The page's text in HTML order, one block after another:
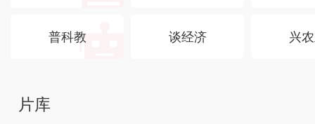
普科教 谈经济 兴
片库